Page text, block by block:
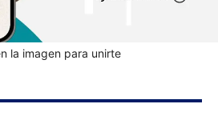
la imagen para unirte